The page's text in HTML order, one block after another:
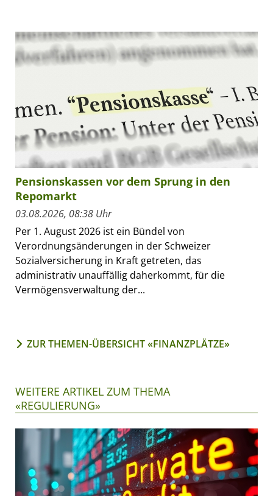
Pensionskassen vor dem Sprung in den
Repomarkt
03.08.2026, 08:38 Uhr
Per 1. August 2026 ist ein Bündel von
Verordnungsänderungen in der Schweizer
Sozialversicherung in Kraft getreten, das
administrativ unauffällig daherkommt, für die
Vermögensverwaltung der...
ZUR THEMEN-ÜBERSICHT «FINANZPLÄTZE»
WEITERE ARTIKEL ZUM THEMA
«REGULIERUNG»